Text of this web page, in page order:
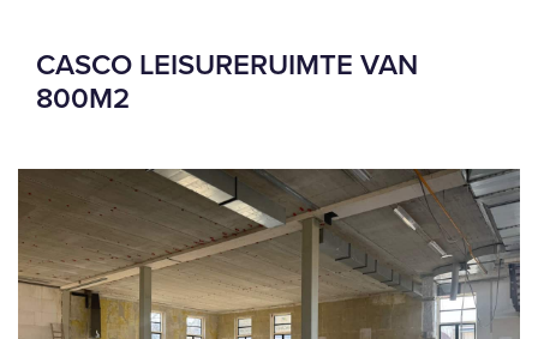
CASCO LEISURERUIMTE VAN
800M2